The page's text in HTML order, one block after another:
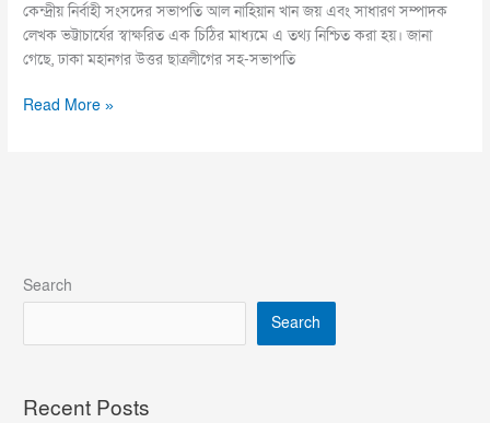
কেন্দ্রীয় নির্বাহী সংসদের সভাপতি আল নাহিয়ান খান জয় এবং সাধারণ সম্পাদক
লেখক ভট্টাচার্যের স্বাক্ষরিত এক চিঠির মাধ্যমে এ তথ্য নিশ্চিত করা হয়। জানা
গেছে, ঢাকা মহানগর উত্তর ছাত্রলীগের সহ-সভাপতি
Read More »
Search
Search
Recent Posts